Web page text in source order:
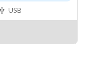
USB